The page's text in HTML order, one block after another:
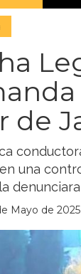
de
una
Mayo de 2025